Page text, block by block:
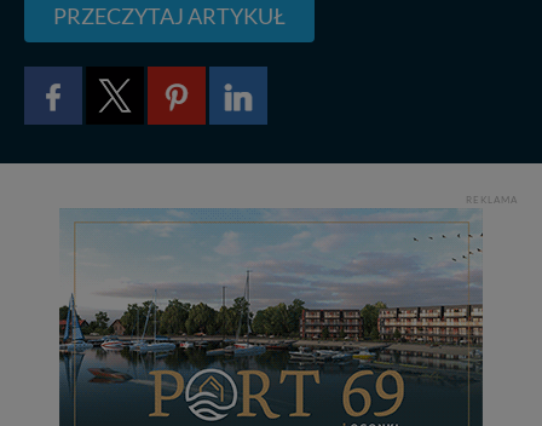
PRZECZYTAJ ARTYKUŁ
REKLAMA